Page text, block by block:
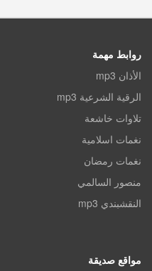
روابط مهمة
الأذان mp3
الرقية الشرعية mp3
تلاوات خاشعة
نغمات اسلامية
نغمات رمضان
منصور السالمي
النقشبندي mp3
مواقع صديقة